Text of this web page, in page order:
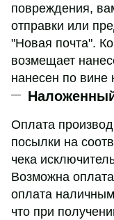
повреждения,
отправки или
"Новая почта".
возмещает
нанесен по вине
Оплата
посылки на
чека
Возможна оплата
оплата
что при